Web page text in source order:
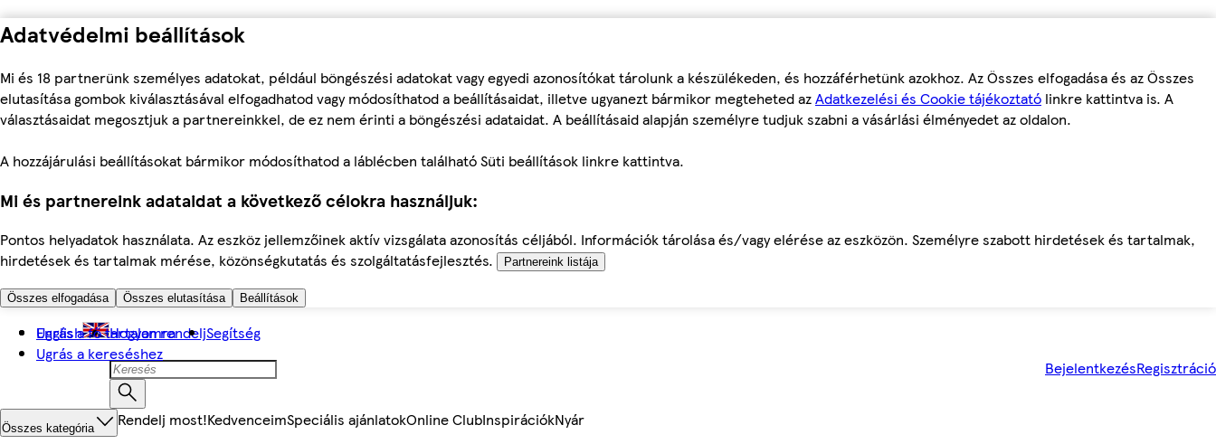
Adatvédelmi beállítások
Mi és 18 partnerünk személyes adatokat, például böngészési adatokat vagy egyedi azonosítókat tárolunk a készülékeden, és hozzáférhetünk azokhoz. Az Összes elfogadása és az Összes
elutasítása gombok kiválasztásával elfogadhatod vagy módosíthatod a beállításaidat, illetve ugyanezt bármikor megteheted azAdatkezelési és Cookie tájékoztató linkre kattintva is. A
választásaidat megosztjuk a partnereinkkel, de ez nem érinti a böngészési adataidat. A beállításaid alapján személyre tudjuk szabni a vásárlási élményedet az oldalon.
A hozzájárulási beállításokat bármikor módosíthatod a láblécben található Süti beállítások linkre kattintva.
Mi és partnereink adataidat a következő célokra használjuk:
Pontos helyadatok használata. Az eszköz jellemzőinek aktív vizsgálata azonosítás céljából. Információk tárolása és/vagy elérése az eszközön. Személyre szabott hirdetések és tartalmak,
hirdetések és tartalmak mérése, közönségkutatás és szolgáltatásfejlesztés.
Partnereink listája
Összes elfogadása Összes elutasítása Beállítások
Ugrás a fő tartalomra
Ugrás a kereséshez
English Hogyan rendeljSegítség
BejelentkezésRegisztráció
Összes kategória Rendelj most!KedvenceimSpeciális ajánlatokOnline ClubInspirációkNyár